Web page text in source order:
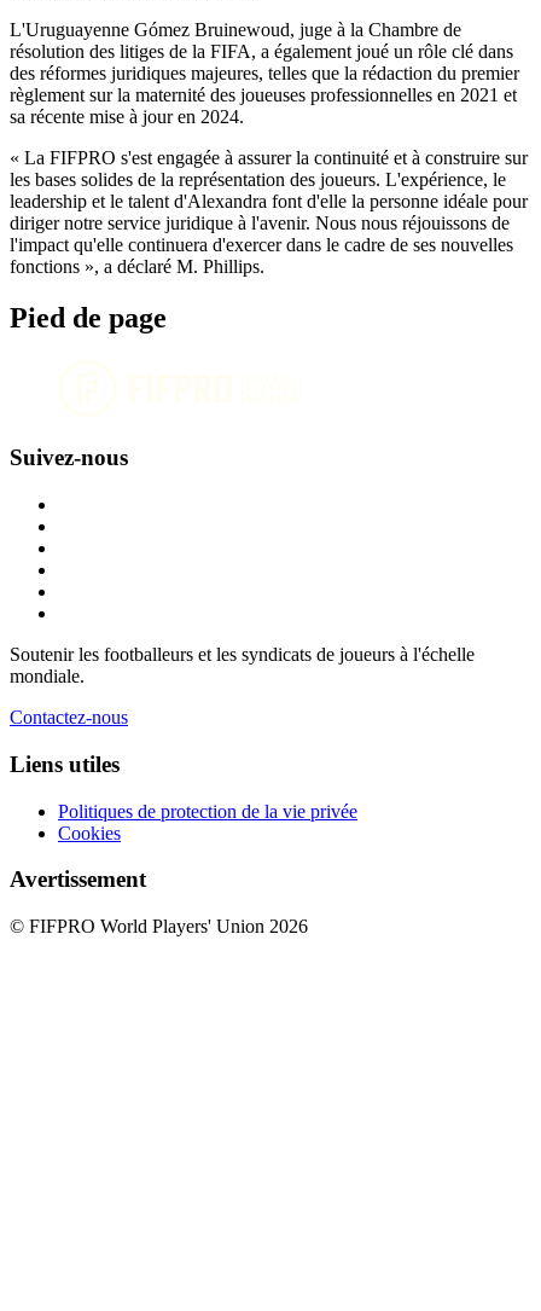
L'Uruguayenne Gómez Bruinewoud, juge à la Chambre de
résolution des litiges de la FIFA, a également joué un rôle clé dans
des réformes juridiques majeures, telles que la rédaction du premier
règlement sur la maternité des joueuses professionnelles en 2021 et
sa récente mise à jour en 2024.
« La FIFPRO s'est engagée à assurer la continuité et à construire sur
les bases solides de la représentation des joueurs. L'expérience, le
leadership et le talent d'Alexandra font d'elle la personne idéale pour
diriger notre service juridique à l'avenir. Nous nous réjouissons de
l'impact qu'elle continuera d'exercer dans le cadre de ses nouvelles
fonctions », a déclaré M. Phillips.
Pied de page
Suivez-nous
Soutenir les footballeurs et les syndicats de joueurs à l'échelle
mondiale.
Contactez-nous
Liens utiles
Politiques de protection de la vie privée
Cookies
Avertissement
© FIFPRO World Players' Union 2026